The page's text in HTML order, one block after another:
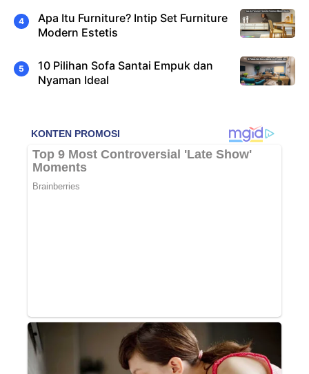
Apa Itu Furniture? Intip Set Furniture
Modern Estetis
10 Pilihan Sofa Santai Empuk dan
Nyaman Ideal